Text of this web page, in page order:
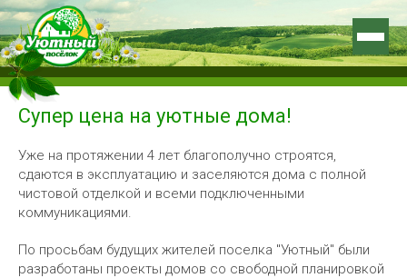
Супер цена на уютные дома!
Уже на протяжении 4 лет благополучно строятся,
сдаются в эксплуатацию и заселяются дома с полной
чистовой отделкой и всеми подключенными
коммуникациями.
По просьбам будущих жителей поселка "Уютный" были
разработаны проекты домов со свободной планировкой